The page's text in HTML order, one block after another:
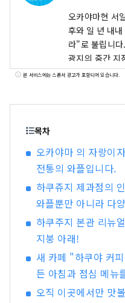
오카야마현 서
후와 일 년 내
라"로 불립니
광지의 중간 지
한 세토 통해 시
원 중 하나인 오
을 자랑하는 구
지가 있습니다!
본 서비스에는 스폰서 광고가 포함되어 있습니다.
목차
오카야마 의 자랑이
전통의 와플입니다.
하쿠쥬지 제과점의
와플뿐만 아니라 다
하쿠주지 본관 리뉴
지붕 아래!
새 카페 "하쿠야 커
든 아침과 점심 메뉴
오직 이곳에서만 맛